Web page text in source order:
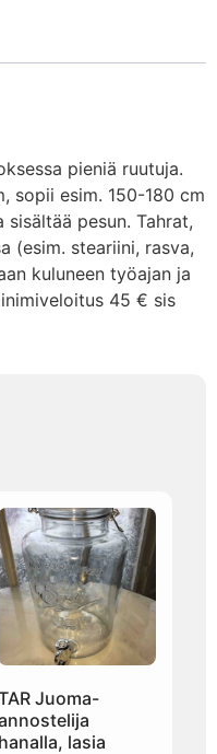
pieniä ruutuja.
sopii esim. 150-180 cm
pesun. Tahrat,
(esim. steariini, rasva,
kuluneen työajan ja
45 € sis
Juoma-
hanalla, lasia